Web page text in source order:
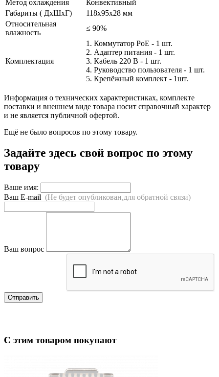
Метод охлаждения
Конвективный
Габариты ( ДхШхГ)
118x95x28 мм
Относительная
влажность
≤ 90%
Комплектация
1. Коммутатор PoE - 1 шт.
2. Адаптер питания - 1 шт.
3. Кабель 220 В - 1 шт.
4. Руководство пользователя - 1 шт.
5. Крепёжный комплект - 1шт.
Информация о технических характеристиках, комплекте
поставки и внешнем виде товара носит справочный характер
и не является публичной офертой.
Ещё не было вопросов по этому товару.
Задайте здесь свой вопрос по этому
товару
Ваше имя:
Ваш E-mail (Не будет опубликован,для обратной связи)
Ваш вопрос
Отправить
С этим товаром покупают